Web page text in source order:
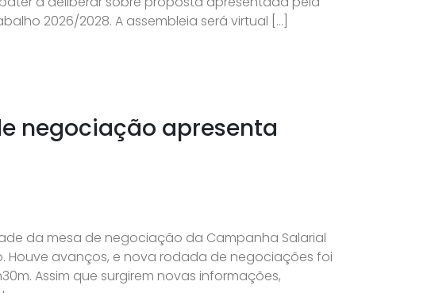
2026/2028. A assembleia será virtual […]
negociação apresenta
da mesa de negociação da Campanha Salarial
Houve avanços, e nova rodada de negociações foi
Assim que surgirem novas informações,